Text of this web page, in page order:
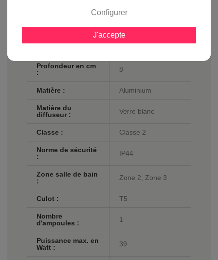
90
Profondeur en cm
:
8
Matière : Aluminium
Matière du
diffuseur :
Verre blanc
Classe : Classe 2
Norme de sécurité
:
IP44
Zone salle de bain
:
Zone 2, Zone 3
Culot : T5
Nombre
d'ampoules :
1
Puissance max. en
Watt :
39
Configurer
J'accepte